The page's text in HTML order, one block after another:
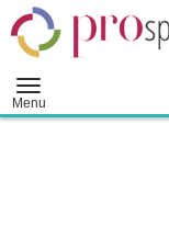
Menu